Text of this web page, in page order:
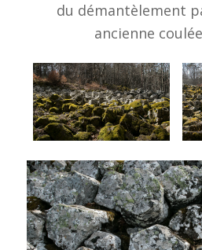
du démantèlement
ancienne